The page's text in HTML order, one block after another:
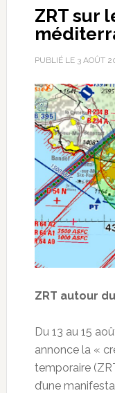
ZRT sur
PUBLIÉ LE 3 AOÛT
ZRT autour
Du 13 au 15
annonce la «
temporaire
d’une